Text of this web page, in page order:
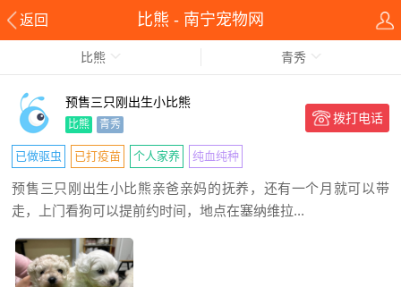
返回 比熊 - 南宁宠物网
比熊 青秀
预售三只刚出生小比熊
比熊 青秀 拨打电话
已做驱虫 已打疫苗 个人家养 纯血纯种
预售三只刚出生小比熊亲爸亲妈的抚养，还有一个月就可以带
走，上门看狗可以提前约时间，地点在塞纳维拉...